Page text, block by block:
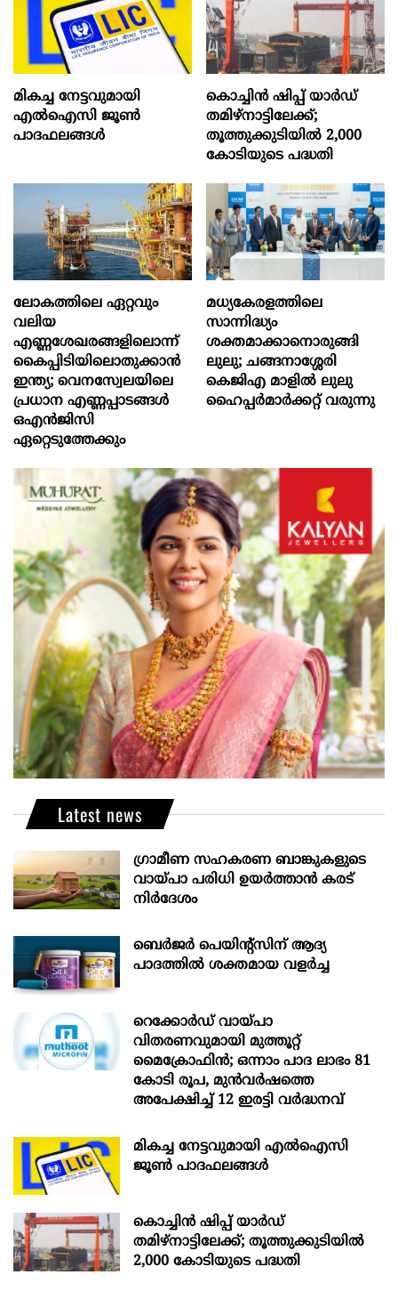
മികച്ച നേട്ടവുമായി
എൽഐസി ജൂൺ
പാദഫലങ്ങൾ
കൊച്ചിന്‍ ഷിപ്പ് യാർഡ്
തമിഴ്നാട്ടിലേക്ക്;
തൂത്തുക്കുടിയിൽ 2,000
കോടിയുടെ പദ്ധതി
ലോകത്തിലെ ഏറ്റവും
വലിയ
എണ്ണശേഖരങ്ങളിലൊന്ന്
കൈപ്പിടിയിലൊതുക്കാന്‍
ഇന്ത്യ; വെനസ്വേലയിലെ
പ്രധാന എണ്ണപ്പാടങ്ങള്‍
ഒഎന്‍ജിസി
ഏറ്റെടുത്തേക്കും
മധ്യകേരളത്തിലെ
സാന്നിദ്ധ്യം
ശക്തമാക്കാനൊരുങ്ങി
ലുലു; ചങ്ങനാശ്ശേരി
കെജിഎ മാളിൽ ലുലു
ഹൈപ്പർമാർക്കറ്റ് വരുന്നു
Latest news
ഗ്രാമീണ സഹകരണ ബാങ്കുകളുടെ
വായ്പാ പരിധി ഉയർത്താൻ കരട്
നിർദേശം
ബെർജർ പെയിന്റ്സിന് ആദ്യ
പാദത്തിൽ ശക്തമായ വളർച്ച
റെക്കോർഡ് വായ്പാ
വിതരണവുമായി മുത്തൂറ്റ്
മൈക്രോഫിൻ; ഒന്നാം പാദ ലാഭം 81
കോടി രൂപ, മുൻവർഷത്തെ
അപേക്ഷിച്ച് 12 ഇരട്ടി വർദ്ധനവ്
മികച്ച നേട്ടവുമായി എൽഐസി
ജൂൺ പാദഫലങ്ങൾ
കൊച്ചിന്‍ ഷിപ്പ് യാർഡ്
തമിഴ്നാട്ടിലേക്ക്; തൂത്തുക്കുടിയിൽ
2,000 കോടിയുടെ പദ്ധതി